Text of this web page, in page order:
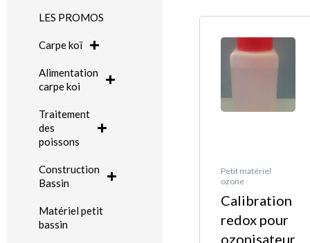
LES PROMOS
Carpe koï
Alimentation
carpe koi
Traitement
des
poissons
Construction
Bassin
Matériel petit
bassin
plus
Petit matériel
ozone
Calibration
redox pour
ozonisateur
de
prix :
19,95 €
24,95 €
produit
être
choisies
sur
la